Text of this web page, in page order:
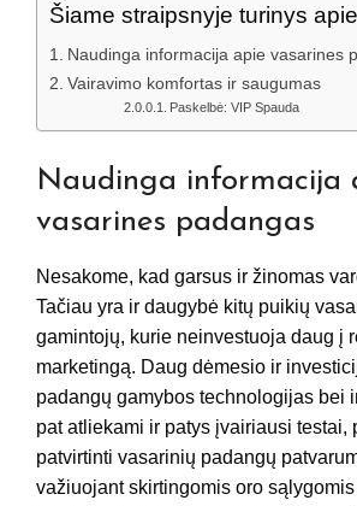
Šiame straipsnyje turinys apie
Naudinga informacija apie vasarines
Vairavimo komfortas ir saugumas
Paskelbė: VIP Spauda
Naudinga informacija
vasarines padangas
Nesakome, kad garsus ir žinomas
Tačiau yra ir daugybė kitų puikių
gamintojų, kurie neinvestuoja daug į
marketingą. Daug dėmesio ir
padangų gamybos technologijas bei
pat atliekami ir patys įvairiausi testai,
patvirtinti vasarinių padangų
važiuojant skirtingomis oro